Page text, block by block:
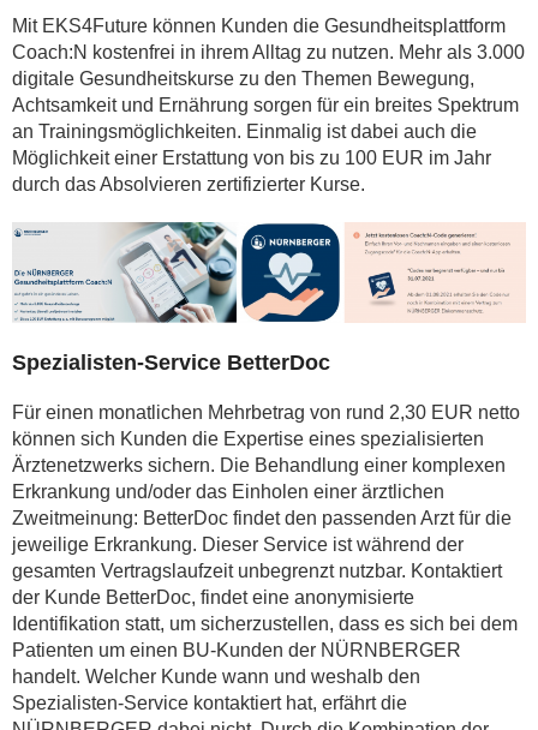
Mit EKS4Future können Kunden die Gesundheitsplatt­form
Coach:N kostenfrei in ihrem Alltag zu nutzen. Mehr als 3.000
digitale Gesund­heitskurse zu den Themen Bewegung,
Achtsamkeit und Ernährung sorgen für ein breites Spektrum
an Trainingsmöglichkeiten. Einmalig ist dabei auch die
Möglichkeit einer Erstattung von bis zu 100 EUR im Jahr
durch das Absol­vieren zertifizierter Kurse.
Spezialisten-Service BetterDoc
Für einen monatlichen Mehrbetrag von rund 2,30 EUR netto
können sich Kunden die Ex­pertise eines spezialisierten
Ärztenetzwerks sichern. Die Behandlung einer komplexen
Erkrankung und/oder das Einholen einer ärztlichen
Zweitmeinung: BetterDoc findet den passenden Arzt für die
jeweilige Erkrankung. Dieser Service ist während der
gesamten Ver­tragslaufzeit unbegrenzt nutzbar. Kontaktiert
der Kunde BetterDoc, findet eine anonymisierte
Identifikation statt, um sicherzu­stellen, dass es sich bei dem
Patienten um einen BU-Kunden der NÜRNBERGER
handelt. Welcher Kunde wann und weshalb den
Spezialisten-Service kontaktiert hat, erfährt die